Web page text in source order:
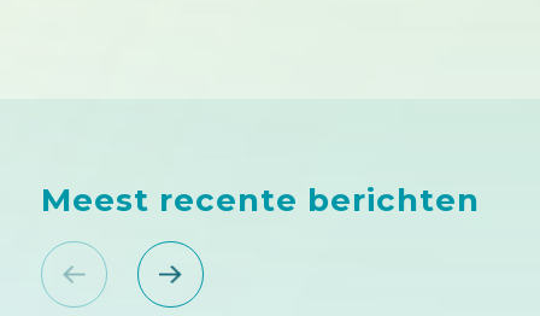
Meest recente berichten